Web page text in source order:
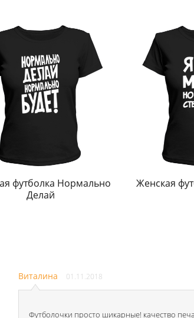
футболка Нормально
Делай
Женская
Виталина 01.11.2018
Футболочки просто шикарные! качество